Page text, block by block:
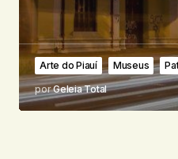
Arte do Piauí Museus
porGeleia Total